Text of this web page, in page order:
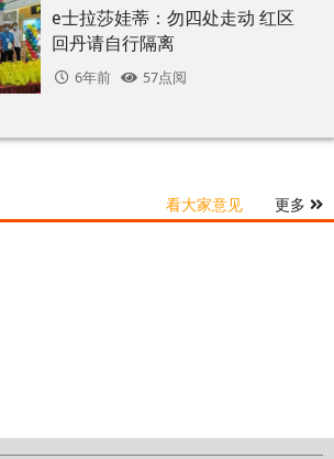
e士拉莎娃蒂：勿四处走动 红区
回丹请自行隔离
6年前 57点阅
看大家意见 更多